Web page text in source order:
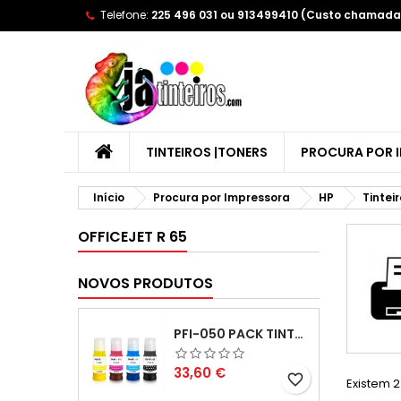
Telefone: 225 496 031 ou 913499410 (Custo
TINTEIROS |TONERS PROCURA POR
Início Procura por Impressora HP
OFFICEJET R 65
NOVOS PRODUTOS
PFI-050 PACK TINTAS COMPATIVEIS
Preço
33,60 € favorite_border Existem